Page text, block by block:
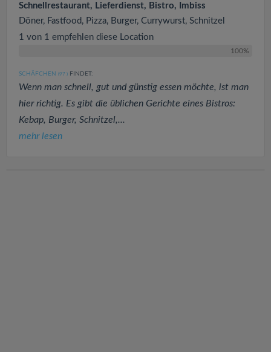
Schnellrestaurant, Lieferdienst, Bistro, Imbiss
Döner, Fastfood, Pizza, Burger, Currywurst, Schnitzel
1 von 1 empfehlen diese Location
100%
SCHÄFCHEN (97 ) FINDET:
Wenn man schnell, gut und günstig essen möchte, ist man
hier richtig. Es gibt die üblichen Gerichte eines Bistros:
Kebap, Burger, Schnitzel,...
mehr lesen